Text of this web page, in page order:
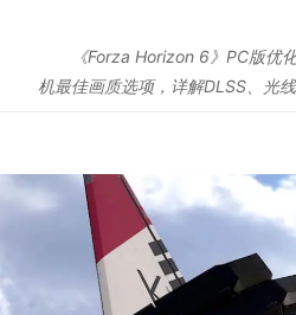
《Forza Horizon 6》PC版
机最佳画质选项，详解DLSS、光